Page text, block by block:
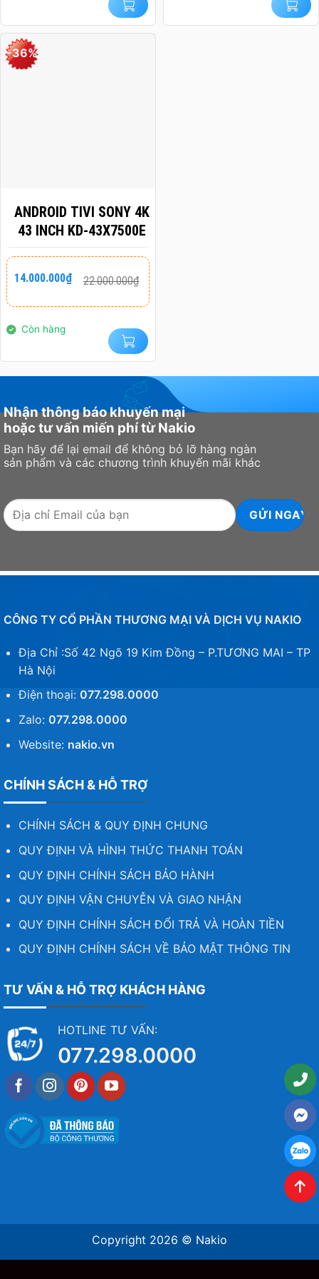
-36%
ANDROID TIVI SONY 4K
43 INCH KD-43X7500E
22.000.000₫
gốc
22.000.000₫.
14.000.000₫
hiện
là:
Còn hàng
Nhận thông báo khuyến mại
hoặc tư vấn miến phí từ Nakio
Bạn hãy để lại email để không bỏ lỡ hàng ngàn
sản phẩm và các chương trình khuyến mãi khác
CÔNG TY CỔ PHẦN THƯƠNG MẠI VÀ DỊCH VỤ NAKIO
Địa Chỉ :Số 42 Ngõ 19 Kim Đồng – P.TƯƠNG MAI – TP
Hà Nội
Điện thoại: 077.298.0000
Zalo: 077.298.0000
Website: nakio.vn
CHÍNH SÁCH & HỖ TRỢ
CHÍNH SÁCH & QUY ĐỊNH CHUNG
QUY ĐỊNH VÀ HÌNH THỨC THANH TOÁN
QUY ĐỊNH CHÍNH SÁCH BẢO HÀNH
QUY ĐỊNH VẬN CHUYỄN VÀ GIAO NHẬN
QUY ĐỊNH CHÍNH SÁCH ĐỔI TRẢ VÀ HOÀN TIỀN
QUY ĐỊNH CHÍNH SÁCH VỀ BẢO MẬT THÔNG TIN
TƯ VẤN & HỖ TRỢ KHÁCH HÀNG
HOTLINE TƯ VẤN:
077.298.0000
Copyright 2026 © Nakio